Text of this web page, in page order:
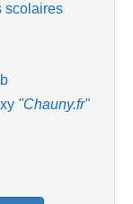
scolaires
"Chauny.fr"